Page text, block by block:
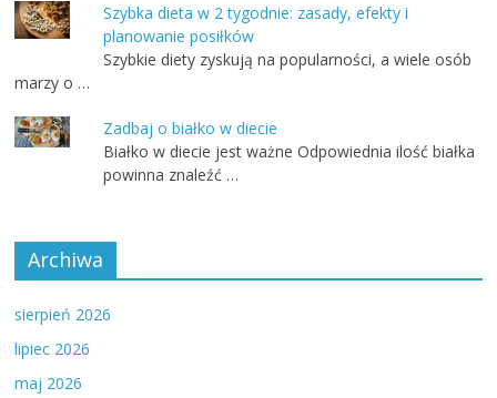
Szybka dieta w 2 tygodnie: zasady, efekty i
planowanie posiłków
Szybkie diety zyskują na popularności, a wiele osób
marzy o …
Zadbaj o białko w diecie
Białko w diecie jest ważne Odpowiednia ilość białka
powinna znaleźć …
Archiwa
sierpień 2026
lipiec 2026
maj 2026